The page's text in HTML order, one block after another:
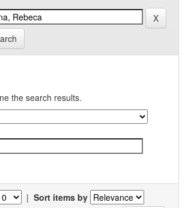
the search results.
| Sort items by